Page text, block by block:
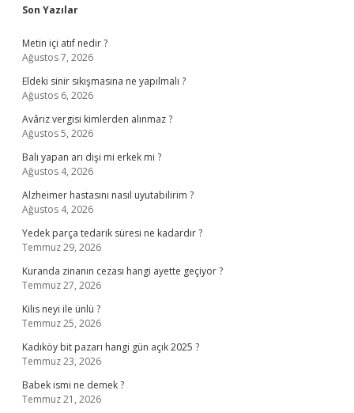
Sidebar
Son Yazılar
Metin içi atıf nedir ?
Ağustos 7, 2026
Eldeki sinir sıkışmasına ne yapılmalı ?
Ağustos 6, 2026
Avârız vergisi kimlerden alınmaz ?
Ağustos 5, 2026
Balı yapan arı dişi mi erkek mi ?
Ağustos 4, 2026
Alzheimer hastasını nasıl uyutabilirim ?
Ağustos 4, 2026
Yedek parça tedarik süresi ne kadardır ?
Temmuz 29, 2026
Kuranda zinanın cezası hangi ayette geçiyor ?
Temmuz 27, 2026
Kilis neyi ile ünlü ?
Temmuz 25, 2026
Kadıköy bit pazarı hangi gün açık 2025 ?
Temmuz 23, 2026
Babek ismi ne demek ?
Temmuz 21, 2026